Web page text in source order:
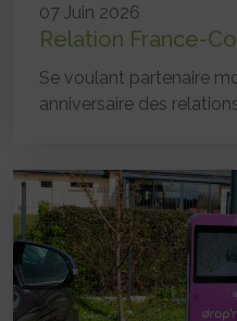
07 Juin 2026
Relation France-
Se voulant partenaire
anniversaire des